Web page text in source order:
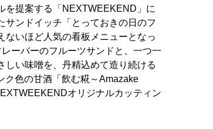
を提案する「NEXTWEEKEND」に
サンドイッチ「とっておきの日のフ
ないほど人気の看板メニューとなっ
ーバーのフルーツサンドと、一つ一
い味噌を、丹精込めて造り続ける
ク色の甘酒「飲む糀～Amazake
オリジナルカッティン